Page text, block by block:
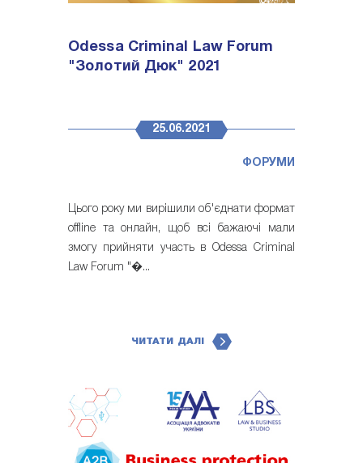
Odessa Criminal Law Forum
"Золотий Дюк" 2021
25.06.2021
ФОРУМИ
Цього року ми вирішили об'єднати формат
offline та онлайн, щоб всі бажаючі мали
змогу прийняти участь в Odessa Criminal
Law Forum "�...
ЧИТАТИ ДАЛІ